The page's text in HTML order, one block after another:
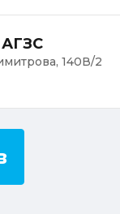
АГЗС
140В/2